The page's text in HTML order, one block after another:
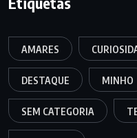
AMARES
DESTAQUE MINHO
SEM CATEGORIA